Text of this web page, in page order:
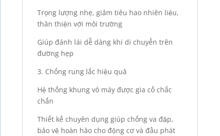
Trọng lượng nhẹ, giảm tiêu hao nhiên liệu,
thân thiện với môi trường
Giúp đánh lái dễ dàng khi di chuyển trên
đường hẹp
3. Chống rung lắc hiệu quả
Hệ thống khung vỏ máy được gia cố chắc
chắn
Thiết kế chuyên dụng giúp chống va đập,
bảo vệ hoàn hảo cho động cơ và đầu phát